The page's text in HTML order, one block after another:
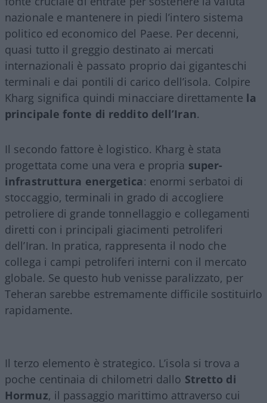
nazionale e mantenere in piedi l’intero sistema
politico ed economico del Paese. Per decenni,
quasi tutto il greggio destinato ai mercati
internazionali è passato proprio dai giganteschi
terminali e dai pontili di carico dell’isola. Colpire
Kharg significa quindi minacciare direttamente la
principale fonte di reddito dell’Iran.
Il secondo fattore è logistico. Kharg è stata
progettata come una vera e propria super-
infrastruttura energetica: enormi serbatoi di
stoccaggio, terminali in grado di accogliere
petroliere di grande tonnellaggio e collegamenti
diretti con i principali giacimenti petroliferi
dell’Iran. In pratica, rappresenta il nodo che
collega i campi petroliferi interni con il mercato
globale. Se questo hub venisse paralizzato, per
Teheran sarebbe estremamente difficile sostituirlo
rapidamente.
Il terzo elemento è strategico. L’isola si trova a
poche centinaia di chilometri dallo Stretto di
Hormuz, il passaggio marittimo attraverso cui